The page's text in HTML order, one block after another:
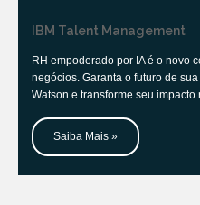
IBM Talent Management
RH empoderado por IA é o novo
negócios. Garanta o futuro de
Watson e transforme seu impacto
Saiba Mais »